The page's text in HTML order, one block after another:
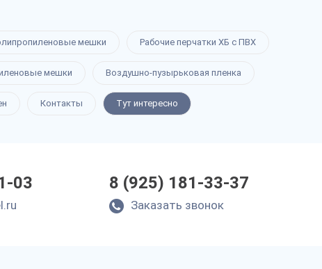
мешки Рабочие перчатки ХБ с ПВХ
мешки Воздушно-пузырьковая пленка
Контакты Тут интересно
03 8 (925) 181-33-37
Заказать звонок